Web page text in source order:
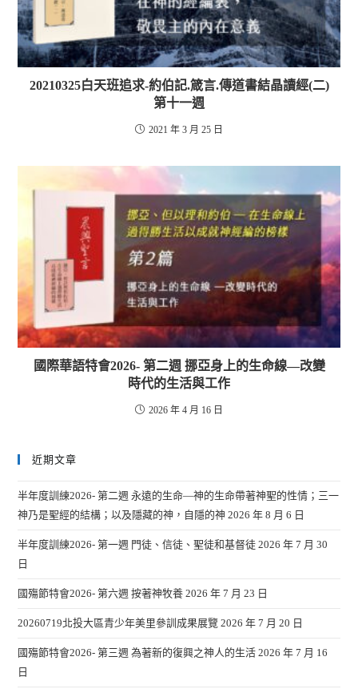
20210325白天班追求-約伯記.箴言.傳道書結晶讀經(二)
第十一週
2021 年 3 月 25 日
國際華語特會2026- 第二週 挪亞身上的生命線—改變
時代的生活與工作
2026 年 4 月 16 日
近期文章
半年度訓練2026- 第二週 永遠的生命—神的生命帶著神聖的性情；三一
神乃是聖經的結構；以及隱藏的神，自隱的神 2026 年 8 月 6 日
半年度訓練2026- 第一週 門徒、信徒、聖徒和基督徒 2026 年 7 月 30
日
國殤節特會2026- 第六週 按著神牧養 2026 年 7 月 23 日
20260719北投大區青少年美里參訓成果展覽 2026 年 7 月 20 日
國殤節特會2026- 第三週 為著新的復興之神人的生活 2026 年 7 月 16
日